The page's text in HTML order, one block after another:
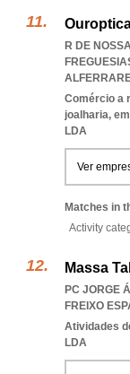
R DE
Comércio a
joalharia,
LDA
Ver
Matches in
Activity
Massa
PC JORGE
FREIXO
Atividades
LDA